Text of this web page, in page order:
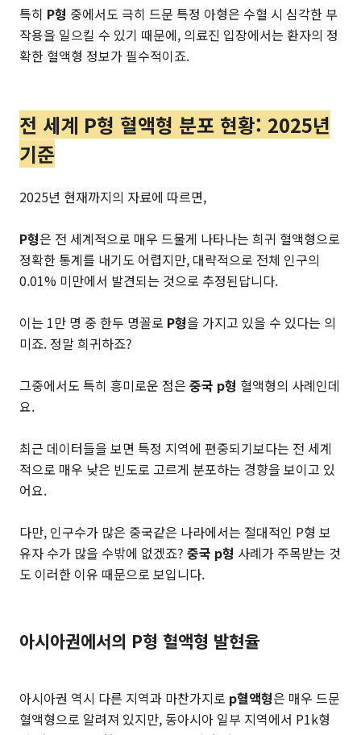
특히 P형 중에서도 극히 드문 특정 아형은 수혈 시 심각한 부
작용을 일으킬 수 있기 때문에, 의료진 입장에서는 환자의 정
확한 혈액형 정보가 필수적이죠.
전 세계 P형 혈액형 분포 현황: 2025년
기준
2025년 현재까지의 자료에 따르면,
P형은 전 세계적으로 매우 드물게 나타나는 희귀 혈액형으로
정확한 통계를 내기도 어렵지만, 대략적으로 전체 인구의
0.01% 미만에서 발견되는 것으로 추정된답니다.
이는 1만 명 중 한두 명꼴로 P형을 가지고 있을 수 있다는 의
미죠. 정말 희귀하죠?
그중에서도 특히 흥미로운 점은 중국 p형 혈액형의 사례인데
요.
최근 데이터들을 보면 특정 지역에 편중되기보다는 전 세계
적으로 매우 낮은 빈도로 고르게 분포하는 경향을 보이고 있
어요.
다만, 인구수가 많은 중국같은 나라에서는 절대적인 P형 보
유자 수가 많을 수밖에 없겠죠? 중국 p형 사례가 주목받는 것
도 이러한 이유 때문으로 보입니다.
아시아권에서의 P형 혈액형 발현율
아시아권 역시 다른 지역과 마찬가지로 p혈액형은 매우 드문
혈액형으로 알려져 있지만, 동아시아 일부 지역에서 P1k형